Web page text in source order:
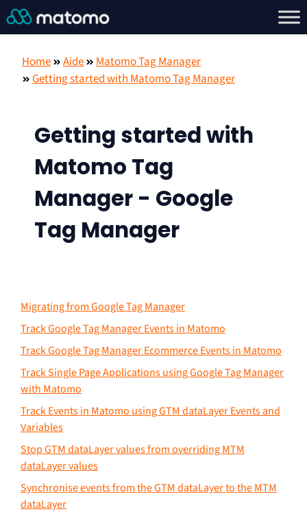
Home Aide
Matomo Tag Manager
Getting started with Matomo Tag Manager
Getting started with
Matomo Tag
Manager - Google
Tag Manager
Migrating from Google Tag Manager
Track Google Tag Manager Events in Matomo
Track Google Tag Manager Ecommerce Events in Matomo
Track Single Page Applications using Google Tag Manager
with Matomo
Track Events in Matomo using GTM dataLayer Events and
Variables
Stop GTM dataLayer values from overriding MTM
dataLayer values
Synchronise events from the GTM dataLayer to the MTM
dataLayer